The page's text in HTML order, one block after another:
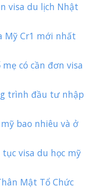
visa du lịch Nhật
Mỹ Cr1 mới nhất
có cần đơn visa
trình đầu tư nhập
bao nhiêu và ở
visa du học mỹ
Mật Tổ Chức